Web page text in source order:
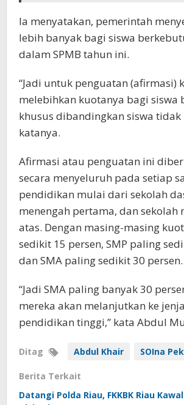
Ia menyatakan, pemerintah
lebih banyak bagi siswa
dalam SPMB tahun ini.
“Jadi untuk penguatan (afirmasi)
melebihkan kuotanya bagi siswa
khusus dibandingkan siswa tidak
katanya.
Afirmasi atau penguatan ini
secara menyeluruh pada setiap
pendidikan mulai dari sekolah
menengah pertama, dan sekolah
atas. Dengan masing-masing
sedikit 15 persen, SMP paling
dan SMA paling sedikit 30 persen.
“Jadi SMA paling banyak 30
mereka akan melanjutkan ke
pendidikan tinggi,” kata Abdul
Ditag Abdul Khair SOIna
Berita Terkait
Datangi Polda Riau, FKKBK Riau